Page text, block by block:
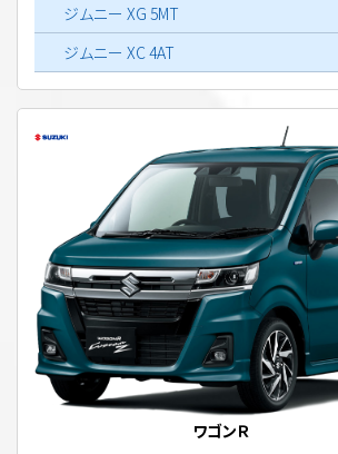
ジムニー XG 5MT
ジムニー XC 4AT
ワゴンＲ